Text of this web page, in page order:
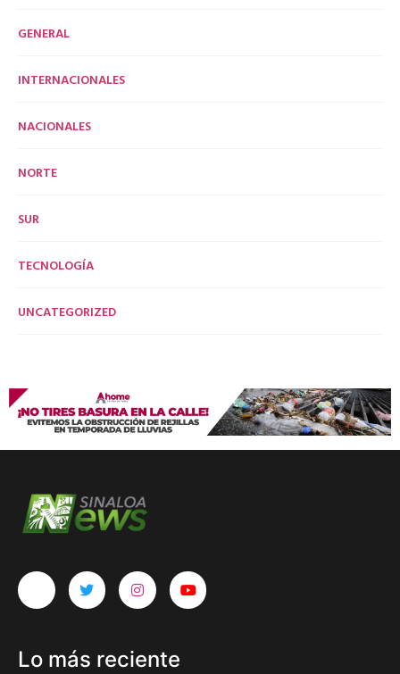
GENERAL
INTERNACIONALES
NACIONALES
NORTE
SUR
TECNOLOGÍA
UNCATEGORIZED
Lo más reciente